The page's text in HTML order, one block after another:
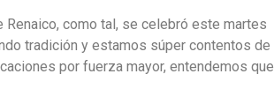
Renaico, como tal, se celebró este martes
tradición y estamos súper contentos de
por fuerza mayor, entendemos que